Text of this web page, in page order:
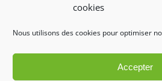
cookies
Nous utilisons des cookies pour optimiser
Accepter